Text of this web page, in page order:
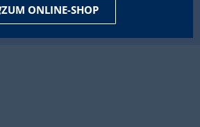
ZUM ONLINE-SHOP